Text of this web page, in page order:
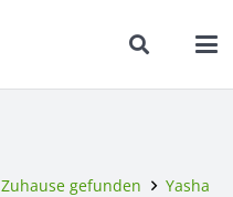
Zuhause gefunden Yasha